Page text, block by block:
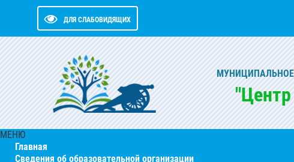
ДЛЯ СЛАБОВИДЯЩИХ
"Центр
МЕНЮ
Главная
Сведения об образовательной организации